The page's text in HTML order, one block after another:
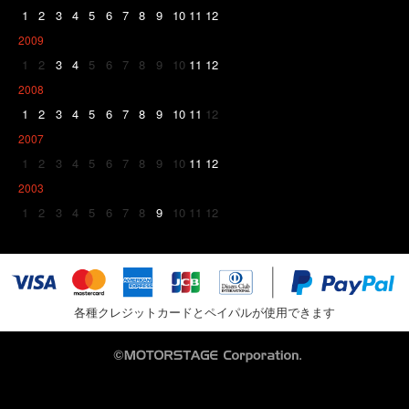
1 2 3 4 5 6 7 8 9 10 11 12
2009
1 2 3 4 5 6 7 8 9 10 11 12
2008
1 2 3 4 5 6 7 8 9 10 11 12
2007
1 2 3 4 5 6 7 8 9 10 11 12
2003
1 2 3 4 5 6 7 8 9 10 11 12
各種クレジットカードとペイパルが使用できます